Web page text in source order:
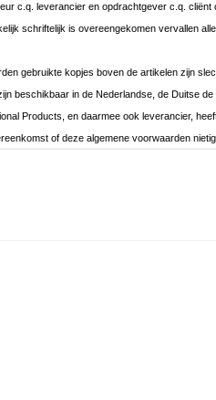
c.q. leverancier en opdrachtgever c.q.
schriftelijk is overeengekomen vervallen
gebruikte kopjes boven de artikelen zijn
beschikbaar in de Nederlandse, de Duitse
Products, en daarmee ook leverancier,
of deze algemene voorwaarden